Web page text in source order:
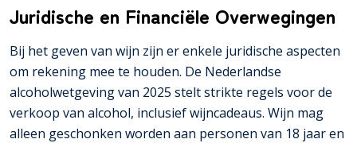
Juridische en Financiële Overwegingen
Bij het geven van wijn zijn er enkele juridische aspecten
om rekening mee te houden. De Nederlandse
alcoholwetgeving van 2025 stelt strikte regels voor de
verkoop van alcohol, inclusief wijncadeaus. Wijn mag
alleen geschonken worden aan personen van 18 jaar en